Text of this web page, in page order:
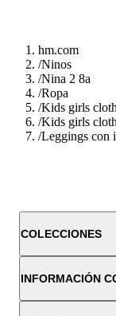
hm.com
/Ninos
/Nina 2 8a
/Ropa
/Kids girls
/Kids girls
/Leggings con
COLECCIONES
INFORMACIÓN